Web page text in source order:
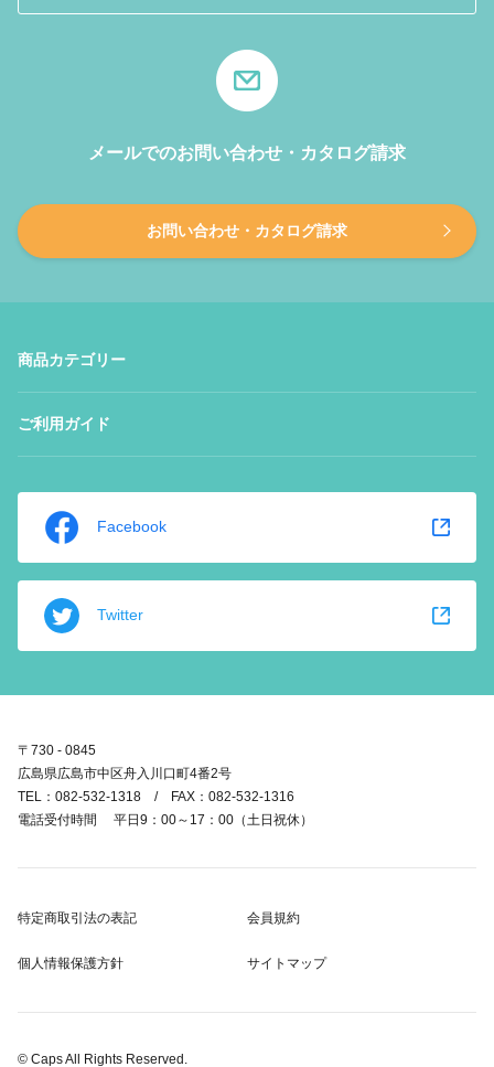
メールでのお問い合わせ・カタログ請求
お問い合わせ・カタログ請求
商品カテゴリー
ご利用ガイド
Facebook
Twitter
〒730 - 0845
広島県広島市中区舟入川口町4番2号
TEL：082-532-1318 / FAX：082-532-1316
電話受付時間 平日9：00～17：00（土日祝休）
特定商取引法の表記 会員規約
個人情報保護方針 サイトマップ
© Caps All Rights Reserved.